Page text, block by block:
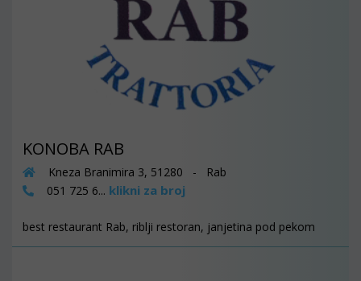
KONOBA RAB
Kneza Branimira 3, 51280 - Rab
051 725 6... klikni za broj
best restaurant Rab, riblji restoran, janjetina pod pekom